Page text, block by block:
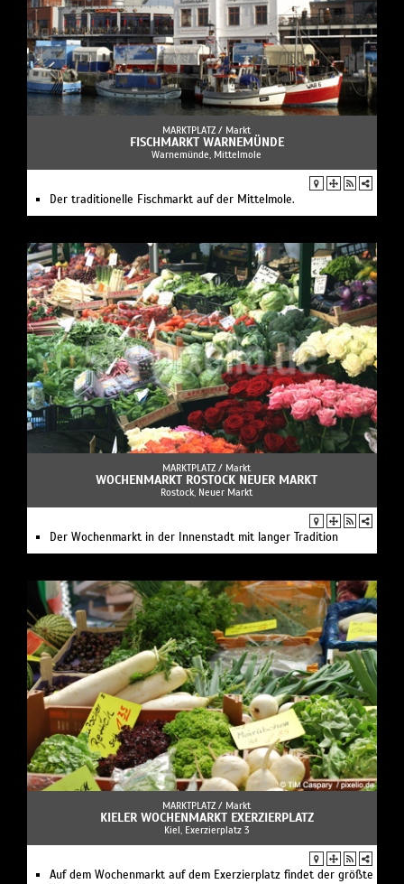
MARKTPLATZ / Markt
FISCHMARKT WARNEMÜNDE
Warnemünde, Mittelmole
Der traditionelle Fischmarkt auf der Mittelmole.
MARKTPLATZ / Markt
WOCHENMARKT ROSTOCK NEUER MARKT
Rostock, Neuer Markt
Der Wochenmarkt in der Innenstadt mit langer Tradition
MARKTPLATZ / Markt
KIELER WOCHENMARKT EXERZIERPLATZ
Kiel, Exerzierplatz 3
Auf dem Wochenmarkt auf dem Exerzierplatz findet der größte